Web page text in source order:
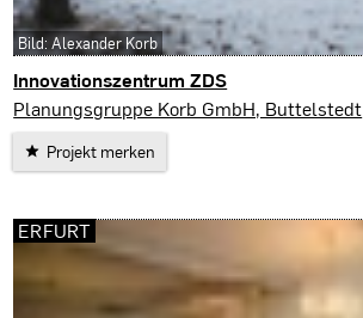
Innovationszentrum ZDS
Erfurt
Planungsgruppe Korb GmbH, Buttelstedt
Projekt merken
Bild: Alexander Korb
ERFURT